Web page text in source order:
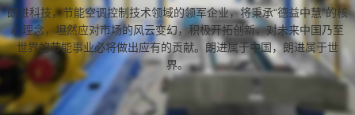
朗进科技，节能空调控制技术领域的领军企业，将秉承“德益中慧”的核
心理念，坦然应对市场的风云变幻，积极开拓创新，对未来中国乃至
世界的节能事业必将做出应有的贡献。朗进属于中国，朗进属于世
界。